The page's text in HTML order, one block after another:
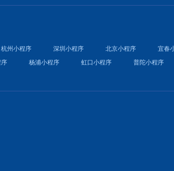
杭州小程序 深圳小程序 北京小程序 宜春
序 杨浦小程序 虹口小程序 普陀小程序